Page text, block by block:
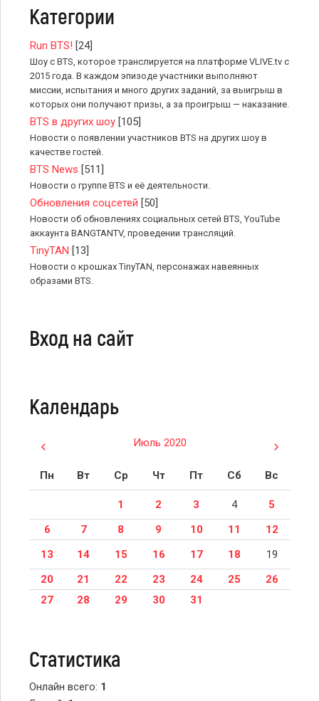
Категории
Run BTS! [24]
Шоу с BTS, которое транслируется на платформе VLIVE.tv с
2015 года. В каждом эпизоде участники выполняют
миссии, испытания и много других заданий, за выигрыш в
которых они получают призы, а за проигрыш — наказание.
BTS в других шоу [105]
Новости о появлении участников BTS на других шоу в
качестве гостей.
BTS News [511]
Новости о группе BTS и её деятельности.
Обновления соцсетей [50]
Новости об обновлениях социальных сетей BTS, YouTube
аккаунта BANGTANTV, проведении трансляций.
TinyTAN [13]
Новости о крошках TinyTAN, персонажах навеянных
образами BTS.
Вход на сайт
Календарь
Июль 2020
Пн Вт Ср Чт Пт Сб Вс
1 2 3 4
5
6
7 8 9 10 11
12
13
14 15 16 17 18
19
20
21 22 23 24 25
26
27
28 29 30 31
Статистика
Онлайн всего: 1